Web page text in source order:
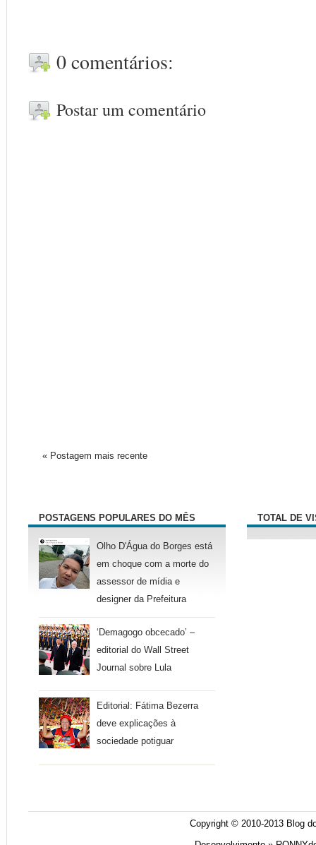
0 comentários:
Postar um comentário
« Postagem mais recente
POSTAGENS POPULARES DO MÊS
Olho D'Água do Borges está
em choque com a morte do
assessor de mídia e
designer da Prefeitura
‘Demagogo obcecado’ –
editorial do Wall Street
Journal sobre Lula
Editorial: Fátima Bezerra
deve explicações à
sociedade potiguar
TOTAL DE
Copyright © 2010-2013 Blog